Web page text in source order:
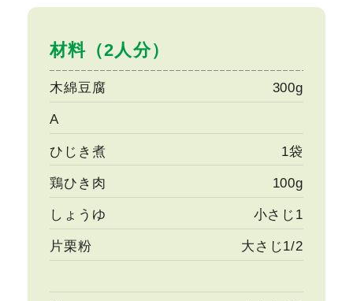
材料（2人分）
木綿豆腐 300g
A
ひじき煮 1袋
鶏ひき肉 100g
しょうゆ 小さじ1
片栗粉 大さじ1/2